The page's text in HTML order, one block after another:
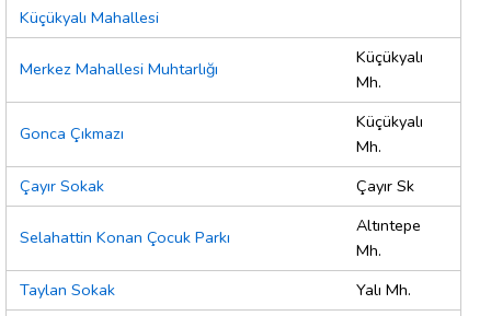
Küçükyalı Mahallesi
Merkez Mahallesi Muhtarlığı
Küçükyalı
Mh.
Gonca Çıkmazı
Küçükyalı
Mh.
Çayır Sokak
Çayır Sk
Selahattin Konan Çocuk Parkı
Altıntepe
Mh.
Taylan Sokak
Yalı Mh.